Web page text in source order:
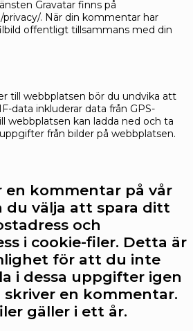
Gravatar finns på
. När din kommentar har
offentligt tillsammans med din
till webbplatsen bör du undvika att
data inkluderar data från GPS-
webbplatsen kan ladda ned och ta
från bilder på webbplatsen.
en kommentar på vår
du välja att spara ditt
och
i cookie-filer. Detta är
för att du inte
i dessa uppgifter igen
en kommentar.
gäller i ett år.